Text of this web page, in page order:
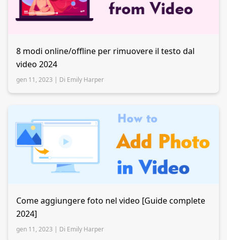
8 modi online/offline per rimuovere il testo dal
video 2024
gen 11, 2023 | Di Emily Harper
Come aggiungere foto nel video [Guide complete
2024]
gen 11, 2023 | Di Emily Harper